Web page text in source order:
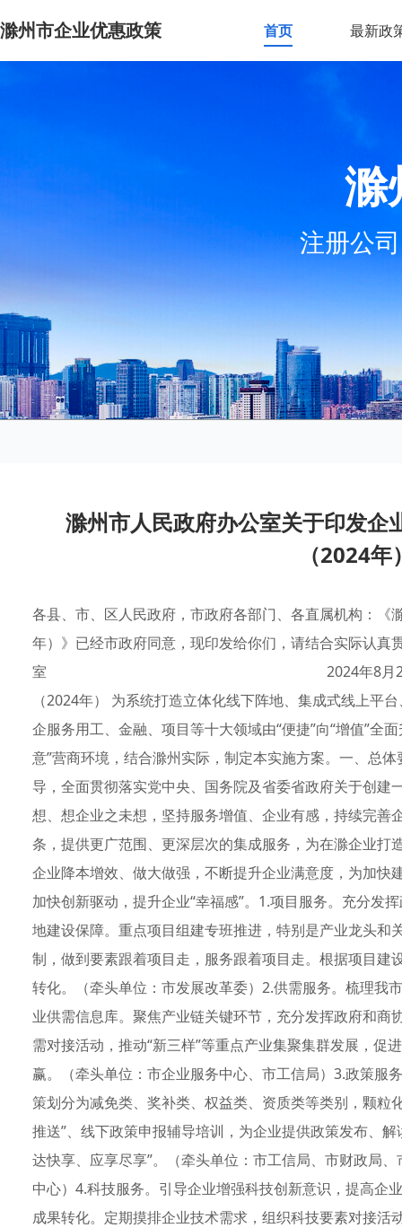
滁州市企业优惠政策 首页 最新政
滁
注册公
滁州市人民政府办公室关于印发企
（2024
各县、市、区人民政府，市政府各部门、各直属机构：
年）》已经市政府同意，现印发给你们，请结合实际认真
室 2024年8月26日 滁州市企业增
（2024年） 为系统打造立体化线下阵地、集成式线上平
企服务用工、金融、项目等十大领域由“便捷”向“增值”全
意”营商环境，结合滁州实际，制定本实施方案。一、总
导，全面贯彻落实党中央、国务院及省委省政府关于创
想、想企业之未想，坚持服务增值、企业有感，持续完
条，提供更广范围、更深层次的集成服务，为在滁企业
企业降本增效、做大做强，不断提升企业满意度，为加
加快创新驱动，提升企业“幸福感”。1.项目服务。充分发
地建设保障。重点项目组建专班推进，特别是产业龙头和
制，做到要素跟着项目走，服务跟着项目走。根据项目
转化。（牵头单位：市发展改革委）2.供需服务。梳理我
业供需信息库。聚焦产业链关键环节，充分发挥政府和商
需对接活动，推动“新三样”等重点产业集聚集群发展，
赢。（牵头单位：市企业服务中心、市工信局）3.政策服
策划分为减免类、奖补类、权益类、资质类等类别，颗粒
推送”、线下政策申报辅导培训，为企业提供政策发布、
达快享、应享尽享”。（牵头单位：市工信局、市财政局
中心）4.科技服务。引导企业增强科技创新意识，提高企
成果转化。定期摸排企业技术需求，组织科技要素对接